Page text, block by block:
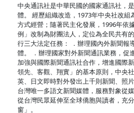
中央通訊社是中華民國的國家通訊社，
體。 經歷組織改造，1973年中央社改組
方式經營；隨著民主化發展，1996年依
例」改制為財團法人，定位為全民共有
行三大法定任務： ．辦理國內外新聞報
體。 ．辦理國家對外新聞通訊業務，促
加強與國際新聞通訊社合作，增進國際
領先、客觀、翔實」的基本原則，中央
英、日文即時對外發出上千則新聞、照
台灣唯一多語文新聞媒體，服務對象從
從台灣民眾延伸至全球僑胞與讀者，充
窗」。